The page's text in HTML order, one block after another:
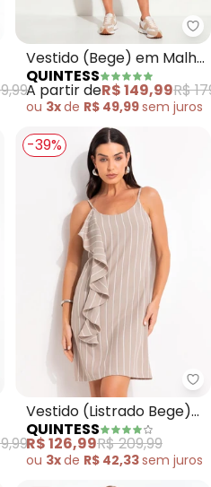
- Vestido (Preto) em
Vestido (Bege) em Malha
Twill
QUINTESS
A partir deR$ 149,99R$
ou 3xde R$ 49,99sem juros
- Vestido (Floral
-39%
Vestido (Listrado Bege)
em Alfaiataria
QUINTESS
R$ 126,99R$ 209,99
ou 3xde R$ 42,33sem juros